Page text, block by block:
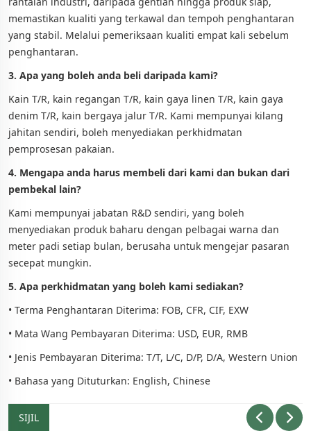
memastikan kualiti yang terkawal dan tempoh penghantaran
yang stabil. Melalui pemeriksaan kualiti empat kali sebelum
penghantaran.
3. Apa yang boleh anda beli daripada kami?
Kain T/R, kain regangan T/R, kain gaya linen T/R, kain gaya
denim T/R, kain bergaya jalur T/R. Kami mempunyai kilang
jahitan sendiri, boleh menyediakan perkhidmatan
pemprosesan pakaian.
4. Mengapa anda harus membeli dari kami dan bukan dari
pembekal lain?
Kami mempunyai jabatan R&D sendiri, yang boleh
menyediakan produk baharu dengan pelbagai warna dan
meter padi setiap bulan, berusaha untuk mengejar pasaran
secepat mungkin.
5. Apa perkhidmatan yang boleh kami sediakan?
• Terma Penghantaran Diterima: FOB, CFR, CIF, EXW
• Mata Wang Pembayaran Diterima: USD, EUR, RMB
• Jenis Pembayaran Diterima: T/T, L/C, D/P, D/A, Western Union
• Bahasa yang Dituturkan: English, Chinese
SIJIL